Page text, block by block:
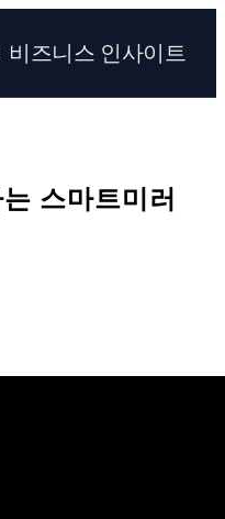
비즈니스 인사이트
스마트미러